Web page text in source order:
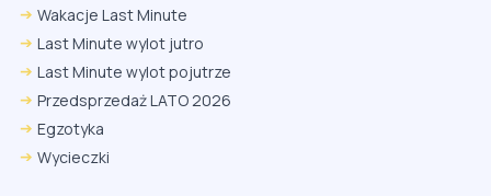
Wakacje Last Minute
Last Minute wylot jutro
Last Minute wylot pojutrze
Przedsprzedaż LATO 2026
Egzotyka
Wycieczki